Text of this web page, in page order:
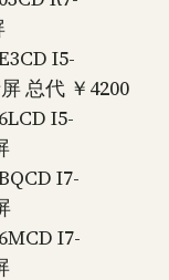
I5-
总代 ￥4200
I5-
I7-
I7-